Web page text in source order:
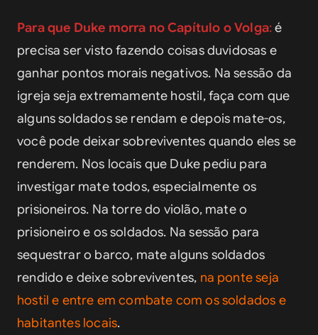
Para que Duke morra no Capítulo o Volga: é
precisa ser visto fazendo coisas duvidosas e
ganhar pontos morais negativos. Na sessão da
igreja seja extremamente hostil, faça com que
alguns soldados se rendam e depois mate-os,
você pode deixar sobreviventes quando eles se
renderem. Nos locais que Duke pediu para
investigar mate todos, especialmente os
prisioneiros. Na torre do violão, mate o
prisioneiro e os soldados. Na sessão para
sequestrar o barco, mate alguns soldados
rendido e deixe sobreviventes, na ponte seja
hostil e entre em combate com os soldados e
habitantes locais.